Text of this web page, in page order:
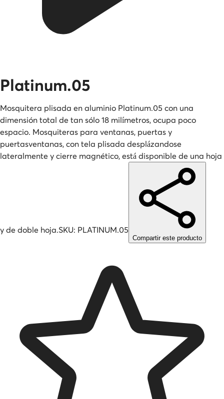
Platinum.05
Mosquitera plisada en aluminio Platinum.05 con una
dimensión total de tan sólo 18 milímetros, ocupa poco
espacio. Mosquiteras para ventanas, puertas y
puertasventanas, con tela plisada desplázandose
lateralmente y cierre magnético, está disponible de una hoja
y de doble hoja.SKU: PLATINUM.05
Compartir este producto